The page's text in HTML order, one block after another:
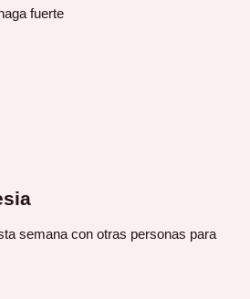
fuerte
semana con otras personas para